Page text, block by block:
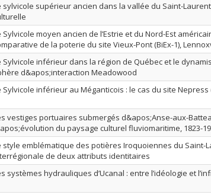
sylvicole supérieur ancien dans la vallée du Saint-
Sylvicole moyen ancien de l’Estrie et du Nord-Est
de la poterie du site Vieux-Pont (BiEx-1),
Sylvicole inférieur dans la région de Québec et le
d&apos;interaction Meadowood
Sylvicole inférieur au Méganticois : le cas du site Nepress
vestiges portuaires submergés d&apos;Anse-aux-
du paysage culturel fluviomaritime, 1823-
style emblématique des potières Iroquoiennes du Saint-
de deux attributs identitaires
systèmes hydrauliques d’Ucanal : entre l’idéologie et